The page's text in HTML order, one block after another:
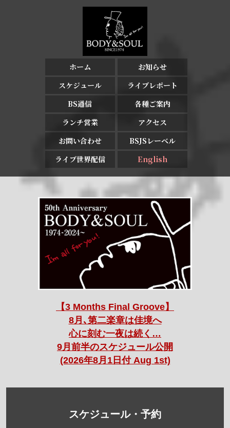
ホーム
お知らせ
スケジュール
ライブレポート
BS通信
各種ご案内
ランチ営業
アクセス
お問い合わせ
BSJSレーベル
ライブ世界配信
English
【3 Months Final Groove】
8月､第二楽章は佳境へ
心に刻む一夜は続く…
9月前半のスケジュール公開
(2026年8月1日付 Aug 1st)
スケジュール・予約